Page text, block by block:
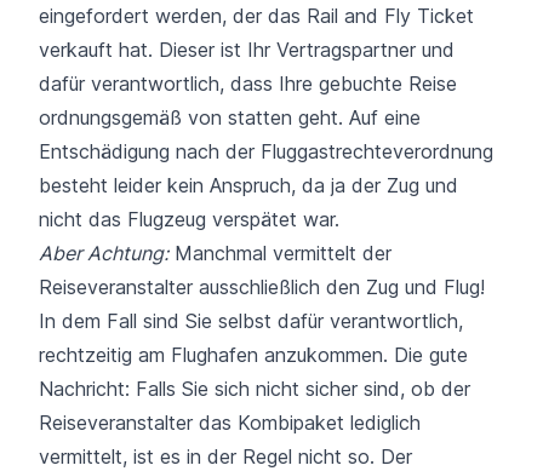
eingefordert werden, der das Rail and Fly Ticket
verkauft hat. Dieser ist Ihr Vertragspartner und
dafür verantwortlich, dass Ihre gebuchte Reise
ordnungsgemäß von statten geht. Auf eine
Entschädigung nach der Fluggastrechteverordnung
besteht leider kein Anspruch, da ja der Zug und
nicht das Flugzeug verspätet war.
Aber Achtung:Manchmal vermittelt der
Reiseveranstalter ausschließlich den Zug und Flug!
In dem Fall sind Sie selbst dafür verantwortlich,
rechtzeitig am Flughafen anzukommen. Die gute
Nachricht: Falls Sie sich nicht sicher sind, ob der
Reiseveranstalter das Kombipaket lediglich
vermittelt, ist es in der Regel nicht so. Der